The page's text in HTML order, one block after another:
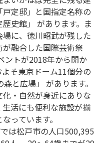
定邸」と国指定名称の
史館」 があります。ま
に、徳川昭武が残した
融合した国際芸術祭
ントが2018年から開か
そ東京ドーム11個分の
と広場」 があります。
・自然が身近にありな
活にも便利な施設が揃
っています。
は松戸市の人口500,395